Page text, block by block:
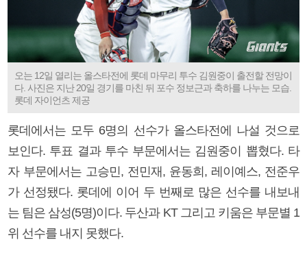
오는 12일 열리는 올스타전에 롯데 마무리 투수 김원중이 출전할 전망이
다. 사진은 지난 20일 경기를 마친 뒤 포수 정보근과 축하를 나누는 모습.
롯데 자이언츠 제공
롯데에서는 모두 6명의 선수가 올스타전에 나설 것으로
보인다. 투표 결과 투수 부문에서는 김원중이 뽑혔다. 타
자 부문에서는 고승민, 전민재, 윤동희, 레이예스, 전준우
가 선정됐다. 롯데에 이어 두 번째로 많은 선수를 내보내
는 팀은 삼성(5명)이다. 두산과 KT 그리고 키움은 부문별 1
위 선수를 내지 못했다.